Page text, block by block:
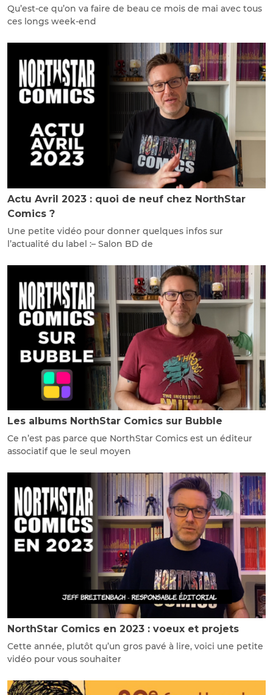
Qu’est-ce qu’on va faire de beau ce mois de mai avec tous
ces longs week-end
Actu Avril 2023 : quoi de neuf chez NorthStar
Comics ?
Une petite vidéo pour donner quelques infos sur
l’actualité du label :– Salon BD de
Les albums NorthStar Comics sur Bubble
Ce n’est pas parce que NorthStar Comics est un éditeur
associatif que le seul moyen
NorthStar Comics en 2023 : voeux et projets
Cette année, plutôt qu’un gros pavé à lire, voici une petite
vidéo pour vous souhaiter